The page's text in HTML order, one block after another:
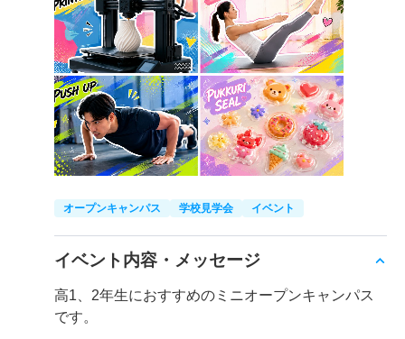
オープンキャンパス 学校見学会 イベント
イベント内容・メッセージ
高1、2年生におすすめのミニオープンキャンパス
です。